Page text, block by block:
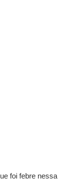
foi febre nessa